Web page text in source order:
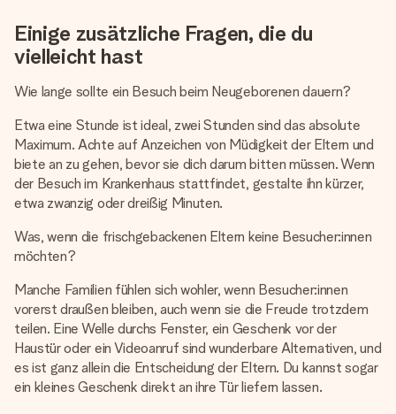
Einige zusätzliche Fragen, die du
vielleicht hast
Wie lange sollte ein Besuch beim Neugeborenen dauern?
Etwa eine Stunde ist ideal, zwei Stunden sind das absolute
Maximum. Achte auf Anzeichen von Müdigkeit der Eltern und
biete an zu gehen, bevor sie dich darum bitten müssen. Wenn
der Besuch im Krankenhaus stattfindet, gestalte ihn kürzer,
etwa zwanzig oder dreißig Minuten.
Was, wenn die frischgebackenen Eltern keine Besucher:innen
möchten?
Manche Familien fühlen sich wohler, wenn Besucher:innen
vorerst draußen bleiben, auch wenn sie die Freude trotzdem
teilen. Eine Welle durchs Fenster, ein Geschenk vor der
Haustür oder ein Videoanruf sind wunderbare Alternativen, und
es ist ganz allein die Entscheidung der Eltern. Du kannst sogar
ein kleines Geschenk direkt an ihre Tür liefern lassen.